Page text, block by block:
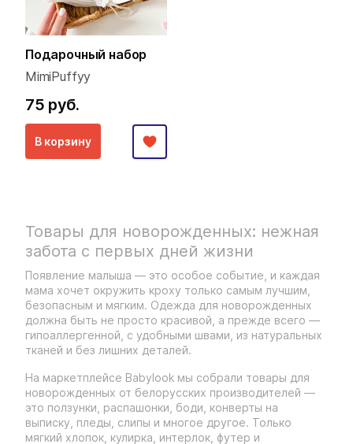
Подарочный набор
MimiPuffyy
75 руб.
В корзину
Товары для новорожденных: нежная
забота с первых дней жизни
Появление малыша — это особое событие, и каждая
мама хочет окружить кроху только самым лучшим,
безопасным и мягким. Одежда для новорожденных
должна быть не просто красивой, а прежде всего —
гипоаллергенной, с удобными швами, из натуральных
тканей и без лишних деталей.
На маркетплейсе Babylook мы собрали товары для
новорожденных от белорусских производителей —
это ползунки, распашонки, боди, конверты на
выписку, пледы, слипы и многое другое. Только
мягкий хлопок, кулирка, интерлок, футер и